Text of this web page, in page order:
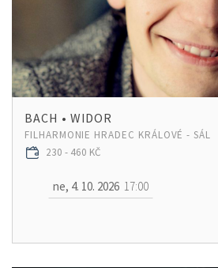
BACH • WIDOR
FILHARMONIE HRADEC KRÁLOVÉ - SÁL
230 - 460 KČ
ne, 4. 10. 2026 17:00